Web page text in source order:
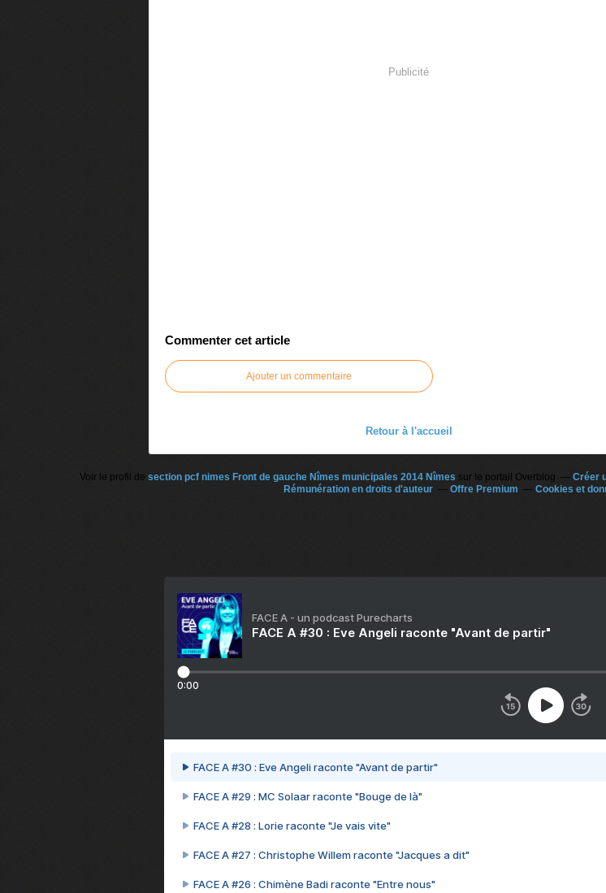
Publicité
Commenter cet article
Ajouter un commentaire
Retour à l'accueil
Voir le profil de section pcf nimes Front de gauche Nîmes municipales 2014 Nîmes sur le portail Overblog Créer
Rémunération en droits d'auteur
Offre Premium Cookies et
FACE A - un podcast Purecharts
FACE A #30 : Eve Angeli raconte "Avant de partir"
0:00
FACE A #30 : Eve Angeli raconte "Avant de partir"
FACE A #29 : MC Solaar raconte "Bouge de là"
FACE A #28 : Lorie raconte "Je vais vite"
FACE A #27 : Christophe Willem raconte "Jacques a dit"
FACE A #26 : Chimène Badi raconte "Entre nous"